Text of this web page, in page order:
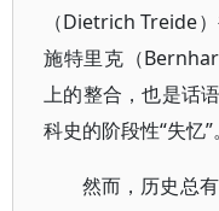
（Dietrich Treide
施特里克（
上的整合，也是话
科史的阶段性“失忆”。
然而，历史总